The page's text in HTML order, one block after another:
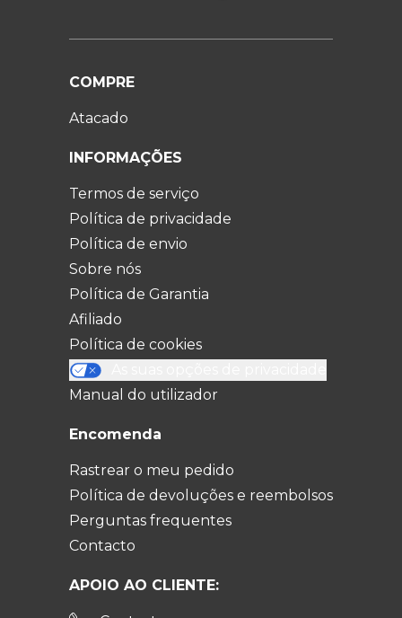
COMPRE
Atacado
INFORMAÇÕES
Termos de serviço
Política de privacidade
Política de envio
Sobre nós
Política de Garantia
Afiliado
Política de cookies
Manual do utilizador
Encomenda
Rastrear o meu pedido
Política de devoluções e reembolsos
Perguntas frequentes
Contacto
APOIO AO CLIENTE: